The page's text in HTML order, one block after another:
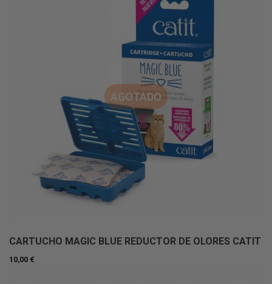
AGOTADO
CARTUCHO MAGIC BLUE REDUCTOR DE OLORES CATIT
10,00 €